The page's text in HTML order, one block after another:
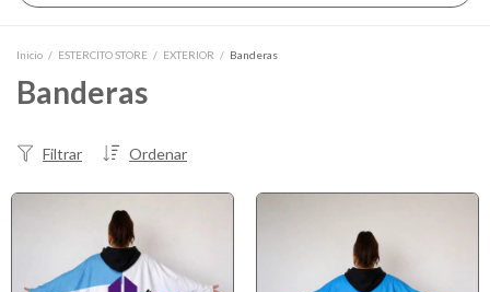
Inicio / ESTERCITO STORE / EXTERIOR / Banderas
Banderas
Ordenar
Filtrar